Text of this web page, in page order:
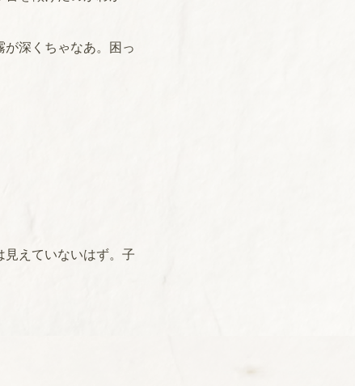
深くちゃなあ。困っ
えていないはず。子